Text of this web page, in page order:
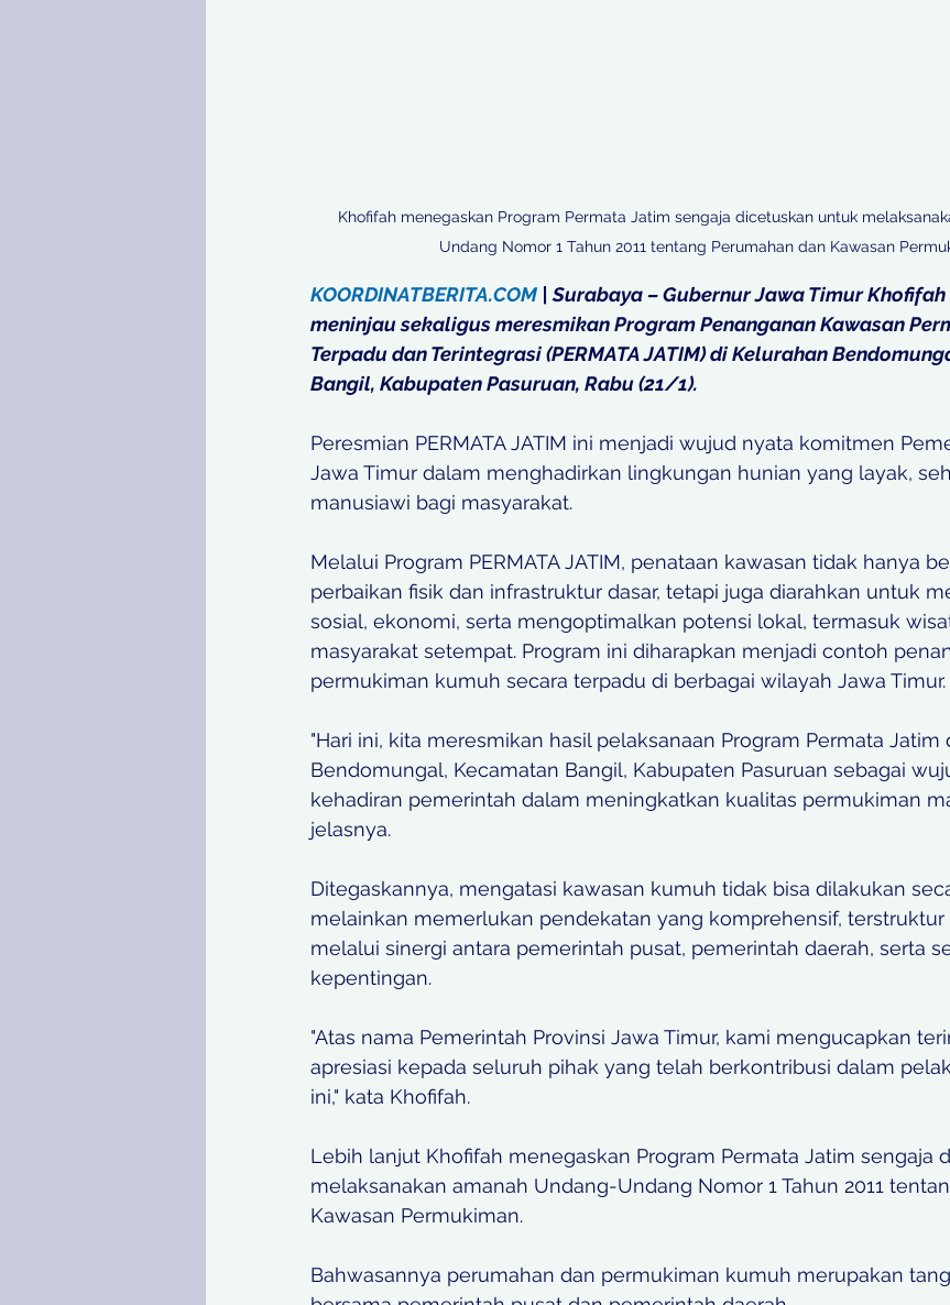
Khofifah menegaskan Program Permata Jatim sengaja dicetuskan untuk
Undang Nomor 1 Tahun 2011 tentang Perumahan dan Kawasan
KOORDINATBERITA.COM | Surabaya – Gubernur Jawa Timur
meninjau sekaligus meresmikan Program Penanganan Kawasan
Terpadu dan Terintegrasi (PERMATA JATIM) di Kelurahan
Bangil, Kabupaten Pasuruan, Rabu (21/1).
Peresmian PERMATA JATIM ini menjadi wujud nyata komitmen
Jawa Timur dalam menghadirkan lingkungan hunian yang layak,
manusiawi bagi masyarakat.
Melalui Program PERMATA JATIM, penataan kawasan tidak hanya
perbaikan fisik dan infrastruktur dasar, tetapi juga diarahkan untuk
sosial, ekonomi, serta mengoptimalkan potensi lokal, termasuk
masyarakat setempat. Program ini diharapkan menjadi contoh
permukiman kumuh secara terpadu di berbagai wilayah Jawa Timur.
"Hari ini, kita meresmikan hasil pelaksanaan Program Permata Jatim
Bendomungal, Kecamatan Bangil, Kabupaten Pasuruan sebagai
kehadiran pemerintah dalam meningkatkan kualitas permukiman
jelasnya.
Ditegaskannya, mengatasi kawasan kumuh tidak bisa dilakukan
melainkan memerlukan pendekatan yang komprehensif, terstruktur
melalui sinergi antara pemerintah pusat, pemerintah daerah, serta
kepentingan.
"Atas nama Pemerintah Provinsi Jawa Timur, kami mengucapkan
apresiasi kepada seluruh pihak yang telah berkontribusi dalam
ini," kata Khofifah.
Lebih lanjut Khofifah menegaskan Program Permata Jatim sengaja
melaksanakan amanah Undang-Undang Nomor 1 Tahun 2011
Kawasan Permukiman.
Bahwasannya perumahan dan permukiman kumuh merupakan